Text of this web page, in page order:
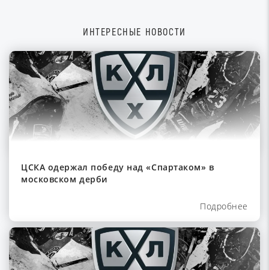
ИНТЕРЕСНЫЕ НОВОСТИ
ЦСКА одержал победу над «Спартаком» в
московском дерби
Подробнее